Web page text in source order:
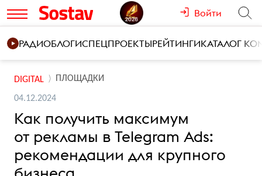
Войти
РАДИОБЛОГИСПЕЦПРОЕКТЫРЕЙТИНГИКАТАЛОГ
DIGITAL ПЛОЩАДКИ
04.12.2024
Как получить максимум
от рекламы в Telegram Ads:
рекомендации для крупного